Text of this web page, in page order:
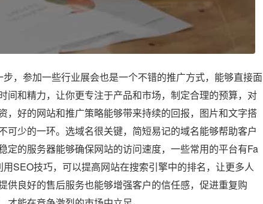
，参加一些行业展会也是一个不错的推广方式，能够直接面
和精力，让你更专注于产品和市场，制定合理的预算，对
好的网站和推广策略能够带来持续的回报，图片和文字搭
少的一环。选域名很关键，简短易记的域名能够帮助客户
的服务器能够确保网站的访问速度，一些常用的平台有Fa
SEO技巧，可以提高网站在搜索引擎中的排名，让更多人
良好的售后服务也能够增强客户的信任感，促进重复购